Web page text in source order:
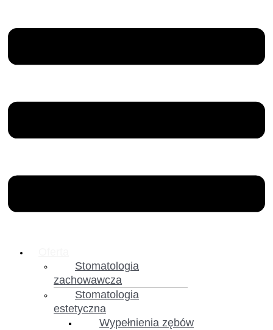
Stomatologia
zachowawcza
Stomatologia
estetyczna
Wypełnienia zębów